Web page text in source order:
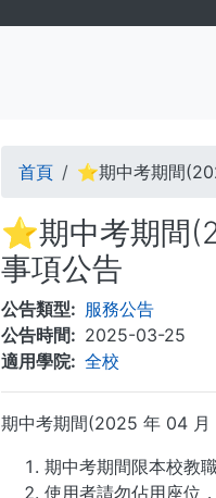
導
航
連
結
首頁 ⭐期中考期間
⭐期中考期間
事項公告
公告類型
服務公告
公告時間
2025-03-25
適用學院
全校
期中考期間(2025 年 04 月
期中考期間限本校教
使用者請勿佔用座位